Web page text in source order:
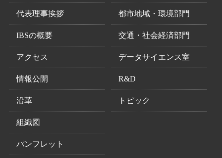
代表理事挨拶
IBSの概要
アクセス
情報公開
沿革
組織図
パンフレット
都市地域・環境部門
交通・社会経済部門
データサイエンス室
R&D
トピック